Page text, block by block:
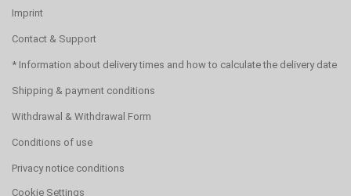
Imprint
Contact & Support
* Information about delivery times and how to calculate the delivery date
Shipping & payment conditions
Withdrawal & Withdrawal Form
Conditions of use
Privacy notice conditions
Cookie Settings